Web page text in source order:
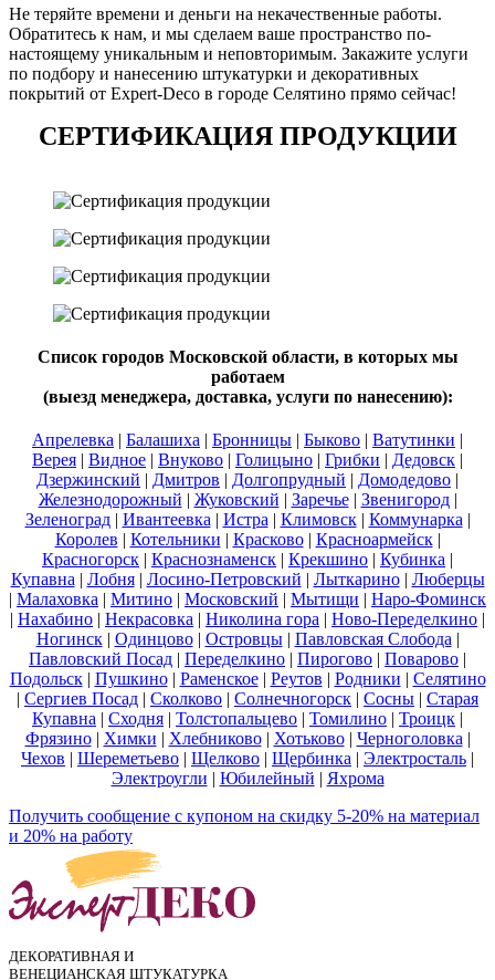
Не теряйте времени и деньги на некачественные работы.
Обратитесь к нам, и мы сделаем ваше пространство по-
настоящему уникальным и неповторимым. Закажите услуги
по подбору и нанесению штукатурки и декоративных
покрытий от Expert-Deco в городе Селятино прямо сейчас!
СЕРТИФИКАЦИЯ ПРОДУКЦИИ
Список городов Московской области, в которых мы
работаем
(выезд менеджера, доставка, услуги по нанесению):
Апрелевка | Балашиха | Бронницы | Быково | Ватутинки |
Верея | Видное | Внуково | Голицыно | Грибки | Дедовск |
Дзержинский | Дмитров | Долгопрудный | Домодедово |
Железнодорожный | Жуковский | Заречье| Звенигород|
Зеленоград| Ивантеевка | Истра | Климовск| Коммунарка |
Королев | Котельники | Красково| Красноармейск|
Красногорск | Краснознаменск | Крекшино | Кубинка |
Купавна | Лобня| Лосино-Петровский | Лыткарино| Люберцы
| Малаховка | Митино | Московский | Мытищи | Наро-Фоминск
| Нахабино | Некрасовка | Николина гора | Ново-Переделкино |
Ногинск| Одинцово| Островцы| Павловская Слобода |
Павловский Посад | Переделкино | Пирогово | Поварово |
Подольск| Пушкино| Раменское| Реутов | Родники | Селятино
| Сергиев Посад | Сколково | Солнечногорск | Сосны | Старая
Купавна | Сходня | Толстопальцево | Томилино | Троицк |
Фрязино| Химки | Хлебниково| Хотьково| Черноголовка |
Чехов | Шереметьево | Щелково | Щербинка | Электросталь |
Электроугли | Юбилейный | Яхрома
Получить сообщение с купоном на скидку 5-20% на материал
и 20% на работу
ДЕКОРАТИВНАЯ И
ВЕНЕЦИАНСКАЯ ШТУКАТУРКА